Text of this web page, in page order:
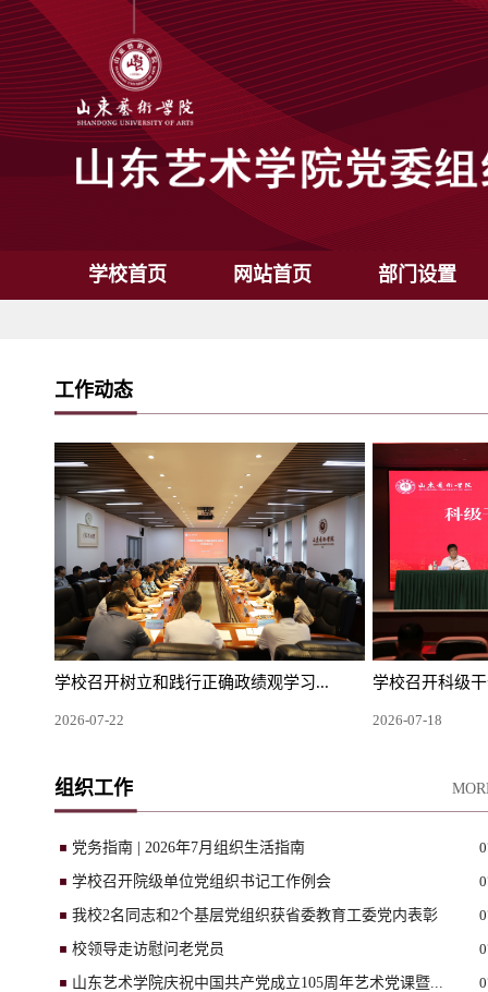
学校首页 网站首页 部门设置
工作动态
学校召开树立和践行正确政绩观学习...
2026-07-22
学校召开科级
2026-07-18
组织工作
党务指南 | 2026年7月组织生活指南
学校召开院级单位党组织书记工作例会
我校2名同志和2个基层党组织获省委教育工委党内表彰
校领导走访慰问老党员
山东艺术学院庆祝中国共产党成立105周年艺术党课暨...